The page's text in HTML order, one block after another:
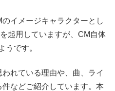
イメージキャラクターとし
起用していますが、CM自体
うです。
れている理由や、曲、ライ
などご紹介しています。本